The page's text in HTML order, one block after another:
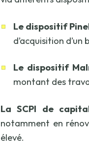
Le dispositif
d’acquisition
Le dispositif
montant des
La SCPI de
notamment en
élevé.